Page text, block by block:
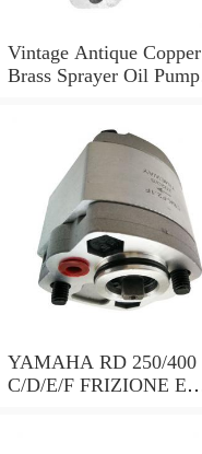
Vintage Antique Copper
Brass Sprayer Oil Pump
YAMAHA RD 250/400
C/D/E/F FRIZIONE E